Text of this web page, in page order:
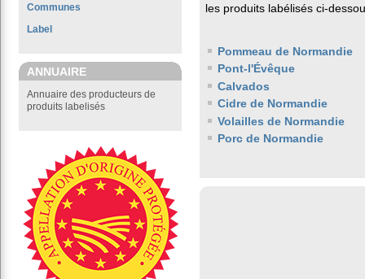
Communes
Label
ANNUAIRE
Annuaire des producteurs de
produits labelisés
les produits labélisés ci-
Pommeau de Normandie
Pont-l'Évêque
Calvados
Cidre de Normandie
Volailles de Normandie
Porc de Normandie